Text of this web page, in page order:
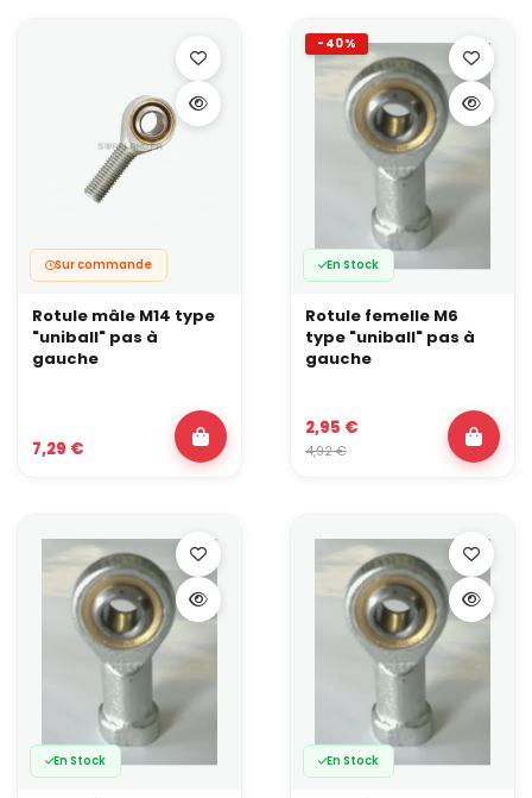
Sur commande
Rotule mâle M14 type
"uniball" pas à
gauche
7,29 €
-40%
En Stock
Rotule femelle M6
type "uniball" pas à
gauche
2,95 €
4,92 €
En Stock En Stock